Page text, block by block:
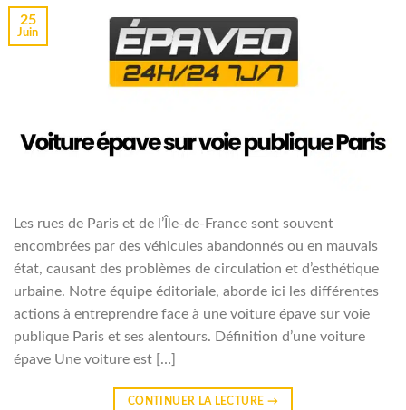
25
Juin
Les rues de Paris et de l’Île-de-France sont souvent
encombrées par des véhicules abandonnés ou en mauvais
état, causant des problèmes de circulation et d’esthétique
urbaine. Notre équipe éditoriale, aborde ici les différentes
actions à entreprendre face à une voiture épave sur voie
publique Paris et ses alentours. Définition d’une voiture
épave Une voiture est […]
CONTINUER LA LECTURE →